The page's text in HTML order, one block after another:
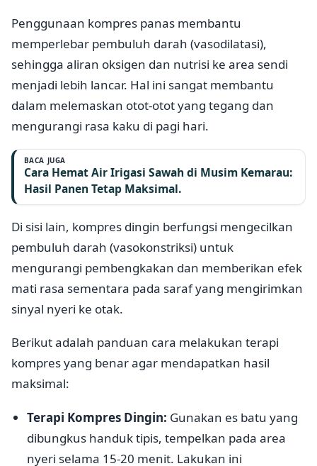
Penggunaan kompres panas membantu
memperlebar pembuluh darah (vasodilatasi),
sehingga aliran oksigen dan nutrisi ke area sendi
menjadi lebih lancar. Hal ini sangat membantu
dalam melemaskan otot-otot yang tegang dan
mengurangi rasa kaku di pagi hari.
BACA JUGA
Cara Hemat Air Irigasi Sawah di Musim Kemarau:
Hasil Panen Tetap Maksimal.
Di sisi lain, kompres dingin berfungsi mengecilkan
pembuluh darah (vasokonstriksi) untuk
mengurangi pembengkakan dan memberikan efek
mati rasa sementara pada saraf yang mengirimkan
sinyal nyeri ke otak.
Berikut adalah panduan cara melakukan terapi
kompres yang benar agar mendapatkan hasil
maksimal:
Terapi Kompres Dingin: Gunakan es batu yang
dibungkus handuk tipis, tempelkan pada area
nyeri selama 15-20 menit. Lakukan ini